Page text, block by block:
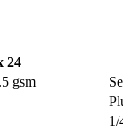
préféré de
aux
nos serviettes
24
gsm
1/